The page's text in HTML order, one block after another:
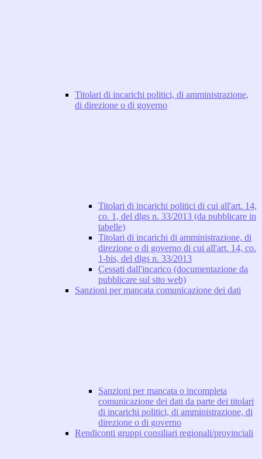
Titolari di incarichi politici, di amministrazione,
di direzione o di governo
Titolari di incarichi politici di cui all'art. 14,
co. 1, del dlgs n. 33/2013 (da pubblicare in
tabelle)
Titolari di incarichi di amministrazione, di
direzione o di governo di cui all'art. 14, co.
1-bis, del dlgs n. 33/2013
Cessati dall'incarico (documentazione da
pubblicare sul sito web)
Sanzioni per mancata comunicazione dei dati
Sanzioni per mancata o incompleta
comunicazione dei dati da parte dei titolari
di incarichi politici, di amministrazione, di
direzione o di governo
Rendiconti gruppi consiliari regionali/provinciali